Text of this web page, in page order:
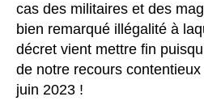
cas des militaires et des
bien remarqué illégalité à
décret vient mettre fin
de notre recours
juin 2023 !